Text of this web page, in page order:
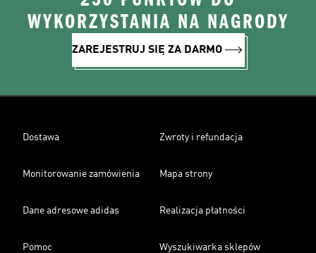
WYKORZYSTANIA NA NAGRODY
ZAREJESTRUJ SIĘ ZA DARMO
Dostawa Zwroty i refundacja
Monitorowanie zamówienia Mapa strony
Dane adresowe adidas Realizacja płatności
Pomoc Wyszukiwarka sklepów